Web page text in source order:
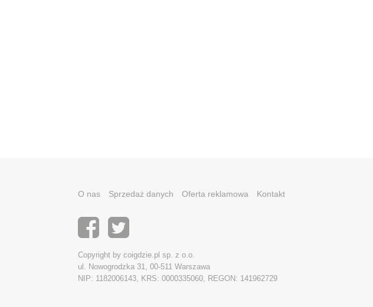
O nas Sprzedaż danych Oferta reklamowa Kontakt
Copyright by coigdzie.pl sp. z o.o.
ul. Nowogrodzka 31, 00-511 Warszawa
NIP: 1182006143, KRS: 0000335060, REGON: 141962729